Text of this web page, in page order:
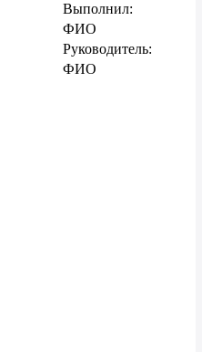
Выполнил:
ФИО
Руководитель:
ФИО